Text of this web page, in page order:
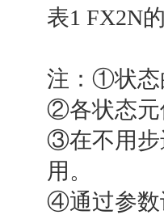
表1 FX2N
注：①状态
②各状态元
③在不用步
用。
④通过参数